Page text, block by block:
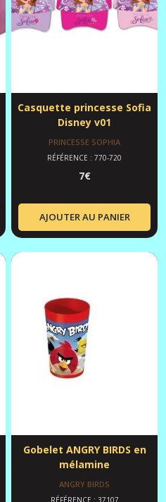
Casquette princesse Sofia
Disney v01
PRINCESSE SOPHIA
RÉFÉRENCE : 770-720
7€
AJOUTER AU PANIER
Gobelet ANGRY BIRDS en
mélamine
ANGRY BIRDS
RÉFÉRENCE : 37107